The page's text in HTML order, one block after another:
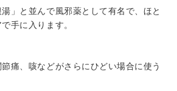
湯」と並んで風邪薬として有名で、ほと
手に入ります。
痛、咳などがさらにひどい場合に使う